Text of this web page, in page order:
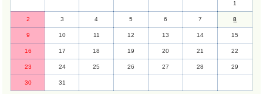
1
2 3 4 5 6 7 8
9 10 11 12 13 14 15
16 17 18 19 20 21 22
23 24 25 26 27 28 29
30 31